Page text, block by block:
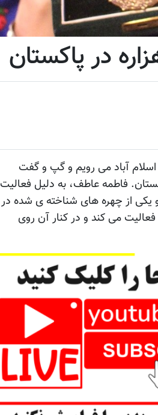
در پاکستان
آباد می رویم و گپ و گفت
فاطمه عاطف، به دلیل فعالیت
یکی از چهره های شناخته ی شده در
می کند و در کنار آن روی